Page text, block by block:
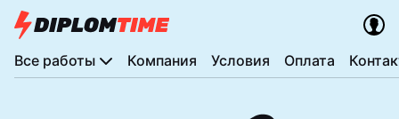
Все работы Компания Условия Оплата